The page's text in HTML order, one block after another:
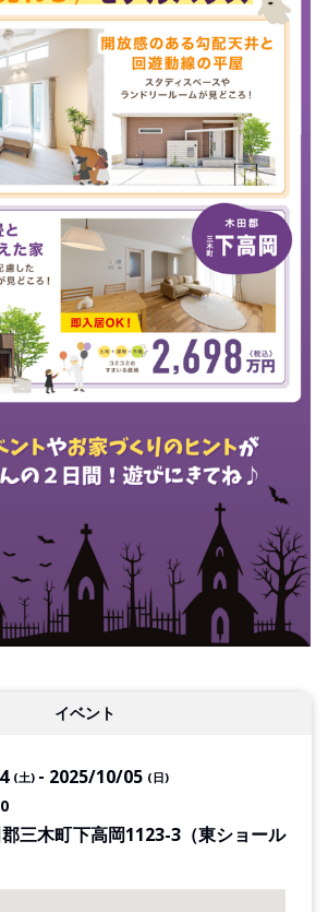
イベント
(土) 2025/10/05 (日)
三木町下高岡1123-3（東ショール